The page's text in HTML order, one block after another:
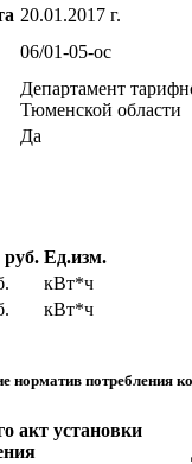
20.01.2017 г.
06/01-05-ос
Департамент
Тюменской области
Да
Ед.изм.
кВт*ч
кВт*ч
потребления
акт установки